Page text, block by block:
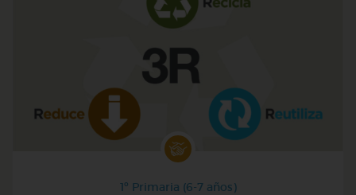
1º Primaria (6-7 años)